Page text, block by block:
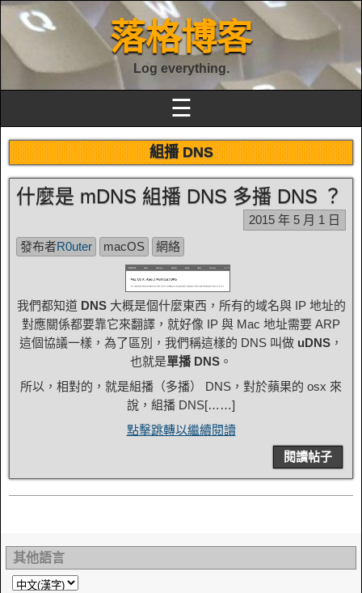
落格博客
Log everything.
☰
組播 DNS
什麼是 mDNS 組播 DNS 多播 DNS ？
2015 年 5 月 1 日
發布者R0uter macOS 網絡
我們都知道 DNS大概是個什麼東西，所有的域名與 IP 地址的
對應關係都要靠它來翻譯，就好像 IP 與 Mac 地址需要 ARP
這個協議一樣，為了區別，我們稱這樣的 DNS 叫做 uDNS ，
也就是單播 DNS 。
所以，相對的，就是組播（多播） DNS，對於蘋果的 osx 來
說，組播 DNS[……]
點擊跳轉以繼續閱讀
閱讀帖子
其他語言